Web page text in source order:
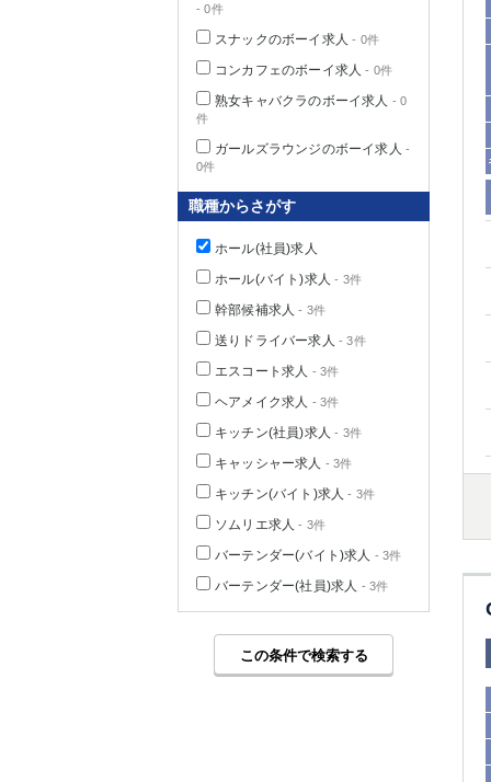
- 0件
スナックのボーイ求人 - 0件
コンカフェのボーイ求人 - 0件
熟女キャバクラのボーイ求人 - 0
件
ガールズラウンジのボーイ求人 -
0件
職種からさがす
ホール(社員)求人
ホール(バイト)求人 - 3件
幹部候補求人 - 3件
送りドライバー求人 - 3件
エスコート求人 - 3件
ヘアメイク求人 - 3件
キッチン(社員)求人 - 3件
キャッシャー求人 - 3件
キッチン(バイト)求人 - 3件
ソムリエ求人 - 3件
バーテンダー(バイト)求人 - 3件
バーテンダー(社員)求人 - 3件
この条件で検索する
茨城県
群馬県